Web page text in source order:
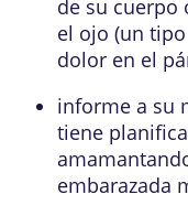
de su cuerpo
el ojo (un
dolor en el
informe a su
tiene
embarazada